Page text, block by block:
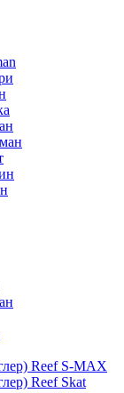
Reef S-MAX
Reef Skat